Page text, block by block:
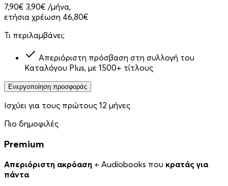
7,90€ 3,90€ /μήνα,
ετήσια χρέωση 46,80€
Τι περιλαμβάνει;
Απεριόριστη πρόσβαση στη συλλογή του
Καταλόγου Plus, με 1500+ τίτλους
Ενεργοποίηση προσφοράς
Ισχύει για τους πρώτους 12 μήνες
Πιο δημοφιλές
Premium
Απεριόριστη ακρόαση + Audiobooks που κρατάς για
πάντα